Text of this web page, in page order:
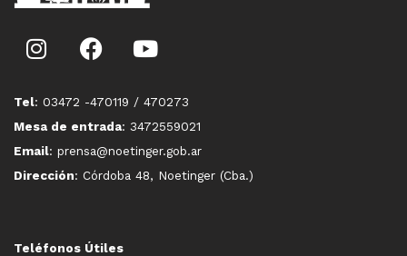
Tel: 03472 -470119 / 470273
Mesa de entrada: 3472559021
Email: prensa@noetinger.gob.ar
Dirección: Córdoba 48, Noetinger (Cba.)
Teléfonos Útiles